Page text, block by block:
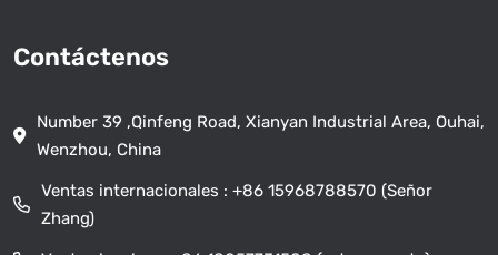
Contáctenos
Number 39 ,Qinfeng Road, Xianyan Industrial Area, Ouhai,
Wenzhou, China
Ventas internacionales : +86 15968788570 (Señor
Zhang)